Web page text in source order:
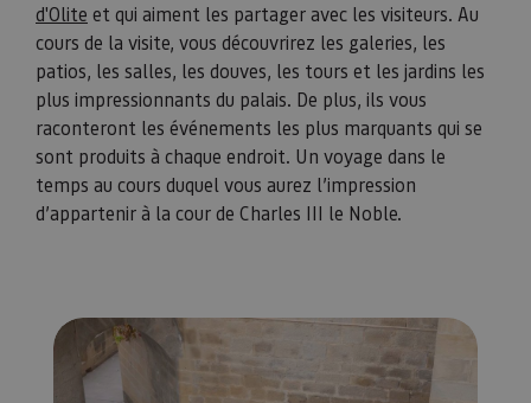
d'Olite et qui aiment les partager avec les visiteurs. Au
cours de la visite, vous découvrirez les galeries, les
patios, les salles, les douves, les tours et les jardins les
plus impressionnants du palais. De plus, ils vous
raconteront les événements les plus marquants qui se
sont produits à chaque endroit. Un voyage dans le
temps au cours duquel vous aurez l’impression
d’appartenir à la cour de Charles III le Noble.